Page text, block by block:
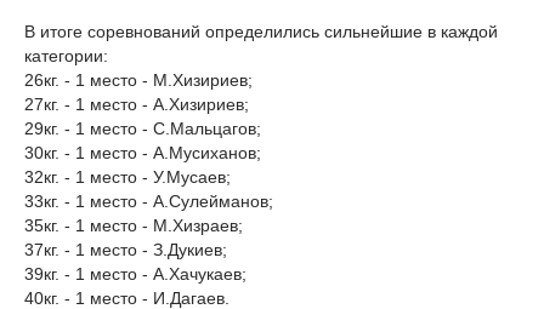
В итоге соревнований определились сильнейшие в каждой
категории:
26кг. - 1 место - М.Хизириев;
27кг. - 1 место - А.Хизириев;
29кг. - 1 место - С.Мальцагов;
30кг. - 1 место - А.Мусиханов;
32кг. - 1 место - У.Мусаев;
33кг. - 1 место - А.Сулейманов;
35кг. - 1 место - М.Хизраев;
37кг. - 1 место - З.Дукиев;
39кг. - 1 место - А.Хачукаев;
40кг. - 1 место - И.Дагаев.